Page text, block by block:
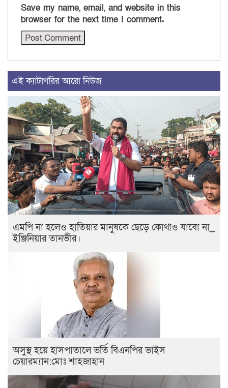
Save my name, email, and website in this
browser for the next time I comment.
এই ক্যাটাগরির আরো নিউজ
এমপি না হলেও হাতিয়ার মানুষকে ছেড়ে কোথাও যাবো না_
ইঞ্জিনিয়ার তানভীর।
অসুস্থ হয়ে হাসপাতালে ভর্তি বিএনপির ভাইস
চেয়ারম্যান:মোঃ শাহজাহান